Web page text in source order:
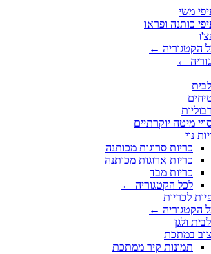
משי
כותנה ופראו
הקטגוריה ←
←
מיטה יוקרתיים
נוי
כריות סרוגות מכותנה
כריות ארוגות מכותנה
כריות מבד
לכל הקטגוריה ←
לכריות
הקטגוריה ←
ולגן
במתכת
תמונות קיר ממתכת